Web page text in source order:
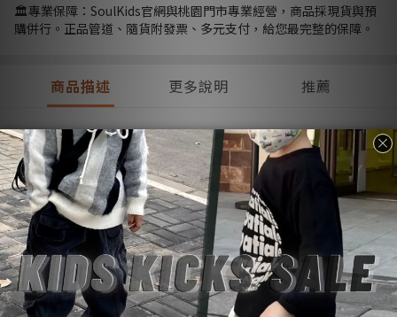
🏛️專業保障：SoulKids官網與桃園門市專業經營，商品採現貨與預
購併行。正品管道、隨貨附發票、多元支付，給您最完整的保障。
商品描述 更多說明 推薦
商品描述
💡購物前請詳閱：【SoulKids 購物須知與條約】
💬商品諮詢與建議：【聯繫官方 @LINE客服】
送貨方式 (6)